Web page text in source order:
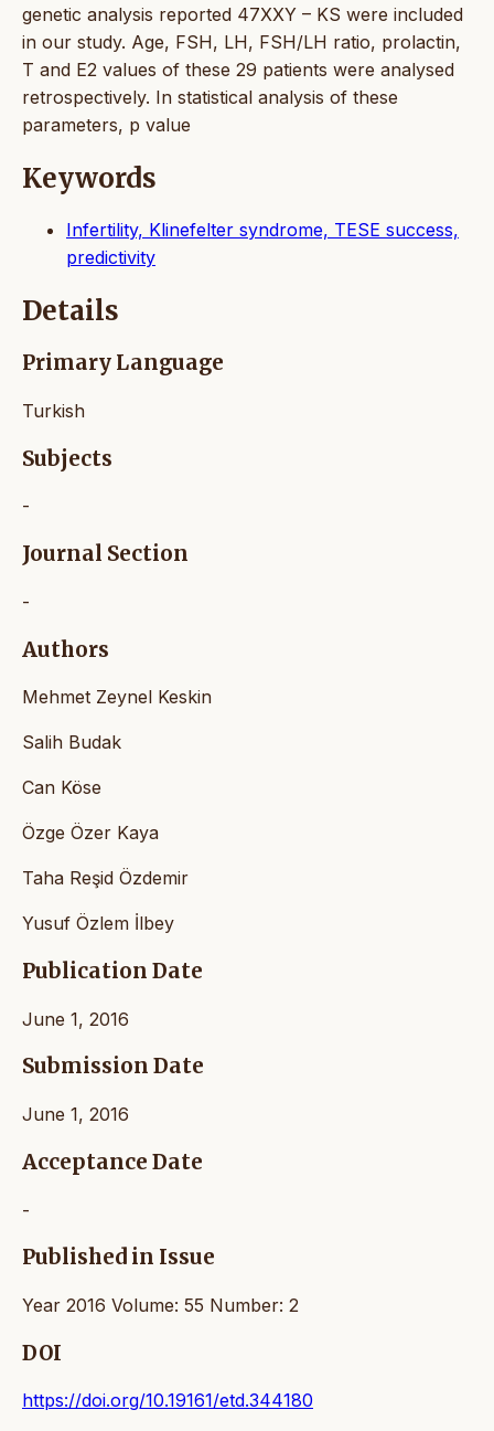
genetic analysis reported 47XXY – KS were included
in our study. Age, FSH, LH, FSH/LH ratio, prolactin,
T and E2 values of these 29 patients were analysed
retrospectively. In statistical analysis of these
parameters, p value
Keywords
Infertility, Klinefelter syndrome, TESE success,
predictivity
Details
Primary Language
Turkish
Subjects
-
Journal Section
-
Authors
Mehmet Zeynel Keskin
Salih Budak
Can Köse
Özge Özer Kaya
Taha Reşid Özdemir
Yusuf Özlem İlbey
Publication Date
June 1, 2016
Submission Date
June 1, 2016
Acceptance Date
-
Published in Issue
Year 2016 Volume: 55 Number: 2
DOI
https://doi.org/10.19161/etd.344180